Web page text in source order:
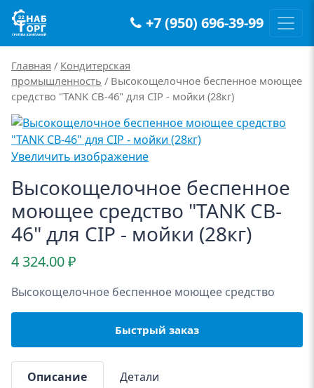
Main Navigation +7 (950) 696-39-99
Главная / Кондитерская
промышленность / Высокощелочное беспенное моющее
средство "TANK CB-46" для CIP - мойки (28кг)
Увеличить изображение
Высокощелочное беспенное
моющее средство "TANK CB-
46" для CIP - мойки (28кг)
4 324.00₽
Высокощелочное беспенное моющее средство
Быстрый заказ
Описание Детали